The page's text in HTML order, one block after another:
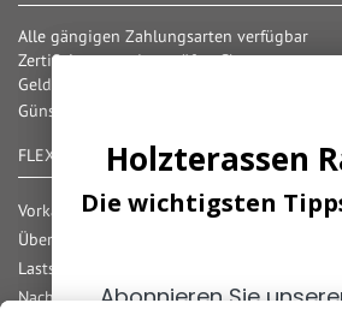
Alle gängigen Zahlungsarten verfügbar
Zertifizierter und geprüfter Shop
Geld-Zurück-Garantie
Günstige Versandkosten/
FLEXIBLE ZAHLUNG
Vorkasse
Überweisung
Lastschrift
Nachnahme
Fußboden
Die wichtigsten
Abonnieren Sie
Holzterassen
Die wichtigsten
Abonnieren Sie